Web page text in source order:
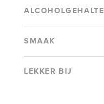
ALCOHOLGEHALTE
SMAAK
LEKKER BIJ